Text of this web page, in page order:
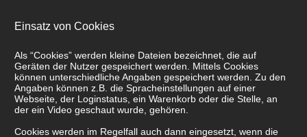
Einsatz von Cookies
Als “Cookies” werden kleine Dateien bezeichnet, die auf
Geräten der Nutzer gespeichert werden. Mittels Cookies
können unterschiedliche Angaben gespeichert werden. Zu den
Angaben können z.B. die Spracheinstellungen auf einer
Webseite, der Loginstatus, ein Warenkorb oder die Stelle, an
der ein Video geschaut wurde, gehören.
Cookies werden im Regelfall auch dann eingesetzt, wenn die